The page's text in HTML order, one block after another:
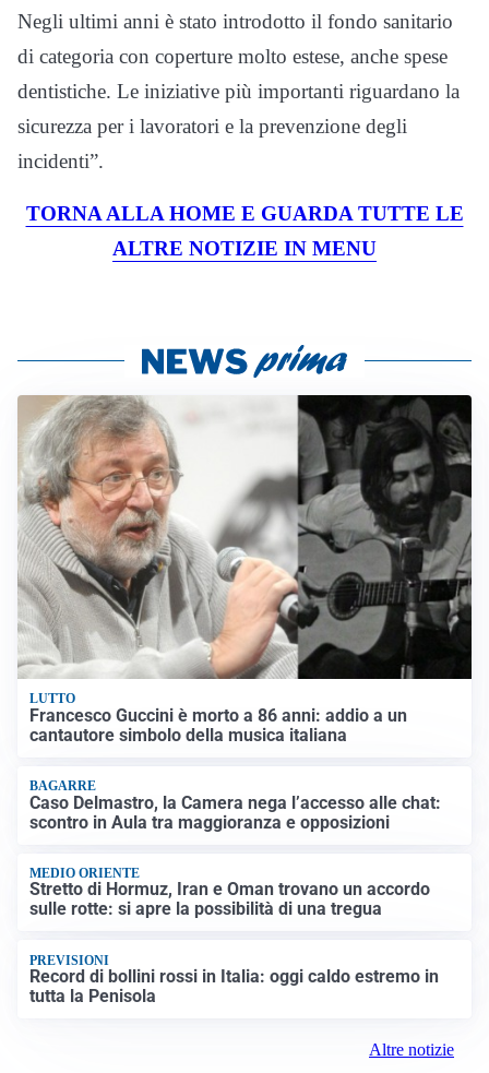
Negli ultimi anni è stato introdotto il fondo sanitario
di categoria con coperture molto estese, anche spese
dentistiche. Le iniziative più importanti riguardano la
sicurezza per i lavoratori e la prevenzione degli
incidenti”.
TORNA ALLA HOME E GUARDA TUTTE LE
ALTRE NOTIZIE IN MENU
LUTTO
Francesco Guccini è morto a 86 anni: addio a un
cantautore simbolo della musica italiana
BAGARRE
Caso Delmastro, la Camera nega l’accesso alle chat:
scontro in Aula tra maggioranza e opposizioni
MEDIO ORIENTE
Stretto di Hormuz, Iran e Oman trovano un accordo
sulle rotte: si apre la possibilità di una tregua
PREVISIONI
Record di bollini rossi in Italia: oggi caldo estremo in
tutta la Penisola
Altre notizie